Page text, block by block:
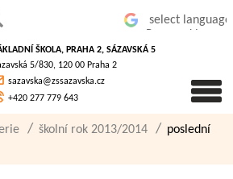
ŠKOLA, PRAHA 2, SÁZAVSKÁ 5
5/830, 120 00 Praha 2
sazavska@zssazavska.cz
+420 277 779 643
školní rok 2013/2014
poslední